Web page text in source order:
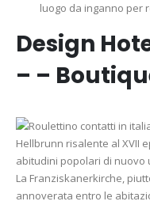
luogo da inganno per
Design
– –
Hellbrunn risalente al XVII
abitudini popolari di nuovo
La Franziskanerkirche,
annoverata entro le